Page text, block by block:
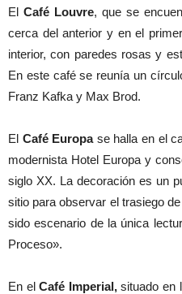
ElCafé Louvre, que se
cerca del anterior y en el
interior, con paredes rosas y
En este café se reunía un
Franz Kafka y Max Brod.
El Café Europase halla en el
modernista Hotel Europa y
siglo XX. La decoración es un
sitio para observar el trasiego
sido escenario de la única
Proceso».
En elCafé Imperial,situado en